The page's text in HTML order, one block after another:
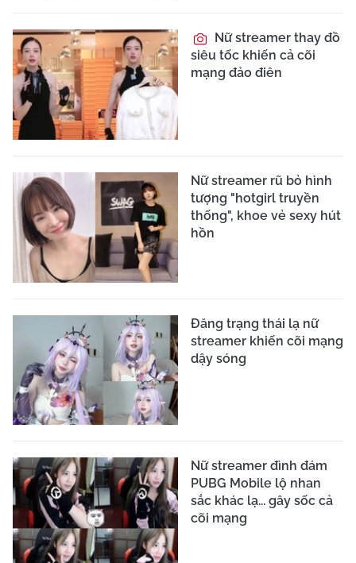
Nữ streamer thay đồ
siêu tốc khiến cả cõi
mạng đảo điên
Nữ streamer rũ bỏ hình
tượng "hotgirl truyền
thống", khoe vẻ sexy hút
hồn
Đăng trạng thái lạ nữ
streamer khiến cõi mạng
dậy sóng
Nữ streamer đình đám
PUBG Mobile lộ nhan
sắc khác lạ... gây sốc cả
cõi mạng